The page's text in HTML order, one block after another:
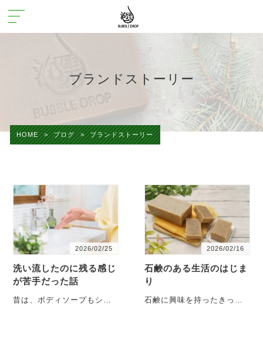
ブランドストーリー
HOME > ブログ > ブランドストーリー
2026/02/25
洗い流したのに残る感じ
が苦手だった話
昔は、ボディソープもシャ
2026/02/16
石鹸のある生活のはじま
り
石鹸に興味を持ったきっか